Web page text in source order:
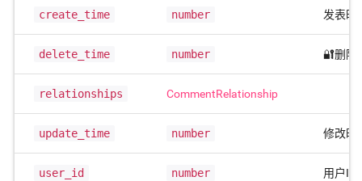
create_time number 发表时
delete_time number 🔐删除
relationships CommentRelationship
update_time number 修改时
user_id number 用户ID